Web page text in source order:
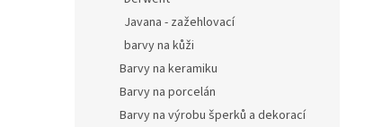
Javana - zažehlovací
barvy na kůži
Barvy na keramiku
Barvy na porcelán
Barvy na výrobu šperků a dekorací